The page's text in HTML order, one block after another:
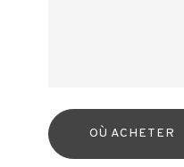
OÙ ACHETER